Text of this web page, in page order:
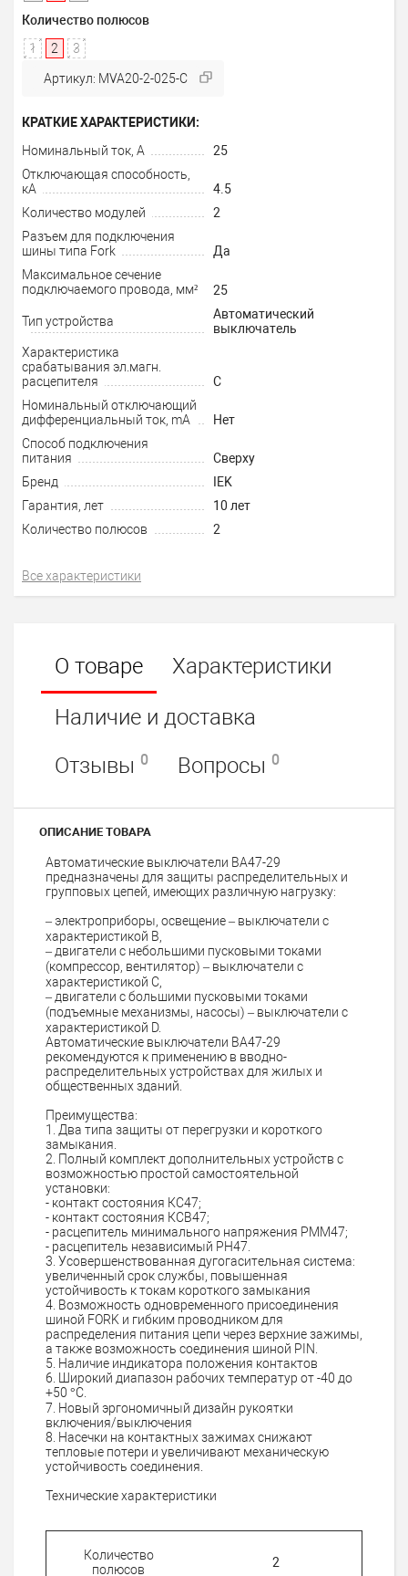
Количество полюсов
1
2 3
Артикул: MVA20-2-025-C
КРАТКИЕ ХАРАКТЕРИСТИКИ:
Номинальный ток, А
25
Отключающая способность,
кА
4.5
Количество модулей
2
Разъем для подключения
шины типа Fork
Да
Максимальное сечение
подключаемого провода, мм²
25
Тип устройства
Автоматический
выключатель
Характеристика
срабатывания эл.магн.
расцепителя
C
Номинальный отключающий
дифференциальный ток, mA
Нет
Способ подключения
питания
Сверху
Бренд
IEK
Гарантия, лет
10 лет
Количество полюсов
2
Все характеристики
О товаре
Характеристики
Наличие и доставка
Отзывы 0 Вопросы 0
ОПИСАНИЕ ТОВАРА
Автоматические выключатели ВА47-29
предназначены для защиты распределительных и
групповых цепей, имеющих различную нагрузку:
– электроприборы, освещение – выключатели с
характеристикой В,
– двигатели с небольшими пусковыми токами
(компрессор, вентилятор) – выключатели с
характеристикой C,
– двигатели с большими пусковыми токами
(подъемные механизмы, насосы) – выключатели с
характеристикой D.
Автоматические выключатели ВА47-29
рекомендуются к применению в вводно-
распределительных устройствах для жилых и
общественных зданий.
Преимущества:
1. Два типа защиты от перегрузки и короткого
замыкания.
2. Полный комплект дополнительных устройств с
возможностью простой самостоятельной
установки:
- контакт состояния КС47;
- контакт состояния КСВ47;
- расцепитель минимального напряжения РММ47;
- расцепитель независимый РН47.
3. Усовершенствованная дугогасительная система:
увеличенный срок службы, повышенная
устойчивость к токам короткого замыкания
4. Возможность одновременного присоединения
шиной FORK и гибким проводником для
распределения питания цепи через верхние зажимы,
а также возможность соединения шиной PIN.
5. Наличие индикатора положения контактов
6. Широкий диапазон рабочих температур от -40 до
+50 °С.
7. Новый эргономичный дизайн рукоятки
включения/выключения
8. Насечки на контактных зажимах снижают
тепловые потери и увеличивают механическую
устойчивость соединения.
Технические характеристики
Количество
полюсов
2